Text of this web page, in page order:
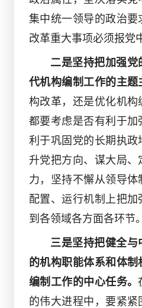
集中统一领导的政治要
改革重大事项必须报党
二是坚持把加强党
代机构编制工作的主题
构改革，还是优化机构
都要考虑是否有利于加
利于巩固党的长期执政
升党把方向、谋大局
力，坚持不懈从领导
配置、运行机制上把
到各领域各方面各环节。
三是坚持把健全与
的机构职能体系和体
编制工作的中心任务。
的伟大进程中，要紧